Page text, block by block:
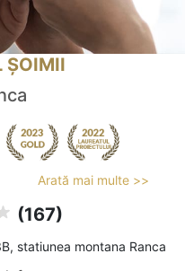
ȘOIMII
Arată mai multe >>
(167)
statiunea montana Ranca